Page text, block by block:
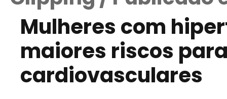
Mulheres com
maiores riscos
cardiovasculares